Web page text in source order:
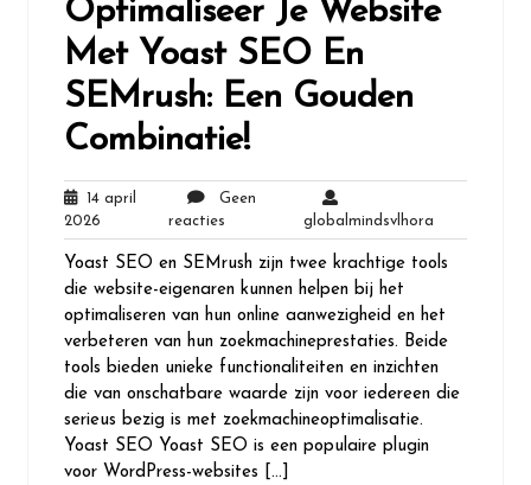
Optimaliseer Je Website
Met Yoast SEO En
SEMrush: Een Gouden
Combinatie!
14 april
2026
april
2026
Geen
reactiesGeen
reacties
globalmindsvlhora
Yoast SEO en SEMrush zijn twee krachtige tools
die website-eigenaren kunnen helpen bij het
optimaliseren van hun online aanwezigheid en het
verbeteren van hun zoekmachineprestaties. Beide
tools bieden unieke functionaliteiten en inzichten
die van onschatbare waarde zijn voor iedereen die
serieus bezig is met zoekmachineoptimalisatie.
Yoast SEO Yoast SEO is een populaire plugin
voor WordPress-websites […]